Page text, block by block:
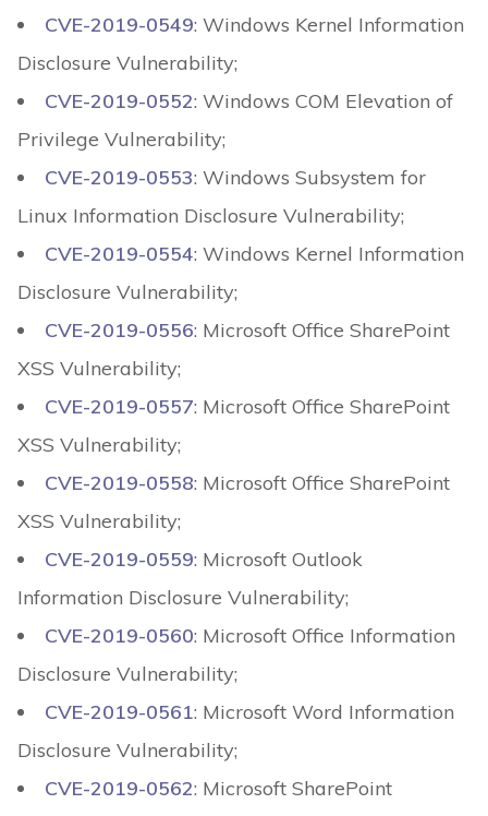
CVE-2019-0549: Windows Kernel Information
Disclosure Vulnerability;
CVE-2019-0552: Windows COM Elevation of
Privilege Vulnerability;
CVE-2019-0553: Windows Subsystem for
Linux Information Disclosure Vulnerability;
CVE-2019-0554: Windows Kernel Information
Disclosure Vulnerability;
CVE-2019-0556: Microsoft Office SharePoint
XSS Vulnerability;
CVE-2019-0557: Microsoft Office SharePoint
XSS Vulnerability;
CVE-2019-0558: Microsoft Office SharePoint
XSS Vulnerability;
CVE-2019-0559: Microsoft Outlook
Information Disclosure Vulnerability;
CVE-2019-0560: Microsoft Office Information
Disclosure Vulnerability;
CVE-2019-0561: Microsoft Word Information
Disclosure Vulnerability;
CVE-2019-0562: Microsoft SharePoint